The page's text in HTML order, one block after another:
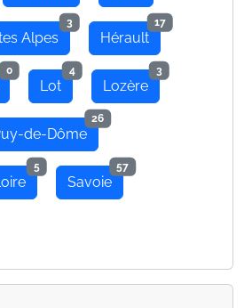
Alpes
3
Hérault
17
0
Lot
4
Lozère
3
de-Dôme
26
5
Savoie
57